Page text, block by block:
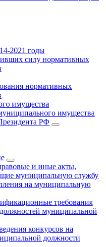
2021 годы
силу нормативных
нормативных
имущества
имущества
РФ
и иные акты,
муниципальную службу
на муниципальную
требования
муниципальной
конкурсов на
должности